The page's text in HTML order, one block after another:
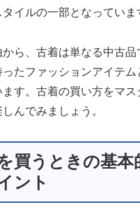
イルの一部となっていま
から、古着は単なる中古
ったファッションアイテム
す。古着の買い方をマ
んでみましょう。
買うときの基本
ント